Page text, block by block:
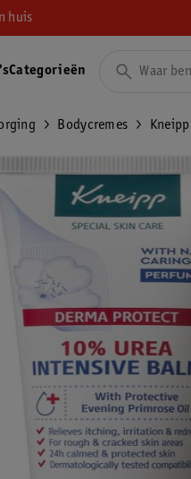
huis
Categorieën
Bodycremes